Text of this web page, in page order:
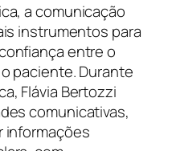
a comunicação
instrumentos para
entre o
paciente. Durante
Flávia Bertozzi
comunicativas,
informações